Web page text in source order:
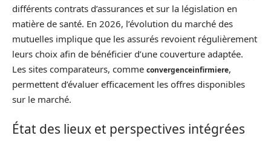
différents contrats d’assurances et sur la législation en
matière de santé. En 2026, l’évolution du marché des
mutuelles implique que les assurés revoient régulièrement
leurs choix afin de bénéficier d’une couverture adaptée.
Les sites comparateurs, comme convergenceinfirmiere,
permettent d’évaluer efficacement les offres disponibles
sur le marché.
État des lieux et perspectives intégrées